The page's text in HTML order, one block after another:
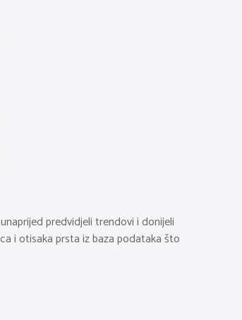
predvidjeli trendovi i donijeli
i otisaka prsta iz baza podataka što